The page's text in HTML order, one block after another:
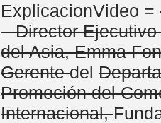
ExplicacionVideo =
– Director
del Asia, Emma
Gerentedel
Promoción del
Internacional,